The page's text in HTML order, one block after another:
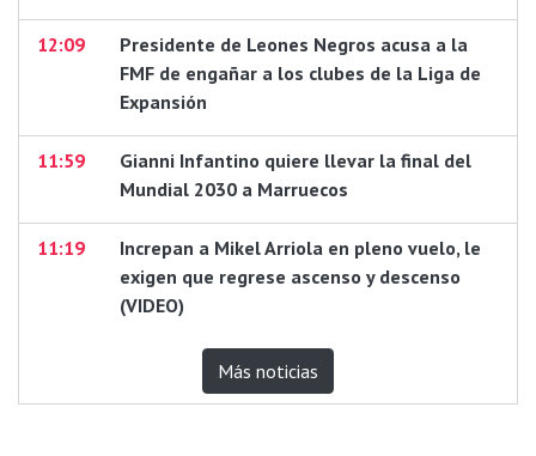
12:09
Presidente de Leones Negros acusa a la
FMF de engañar a los clubes de la Liga de
Expansión
11:59
Gianni Infantino quiere llevar la final del
Mundial 2030 a Marruecos
11:19
Increpan a Mikel Arriola en pleno vuelo, le
exigen que regrese ascenso y descenso
(VIDEO)
Más noticias